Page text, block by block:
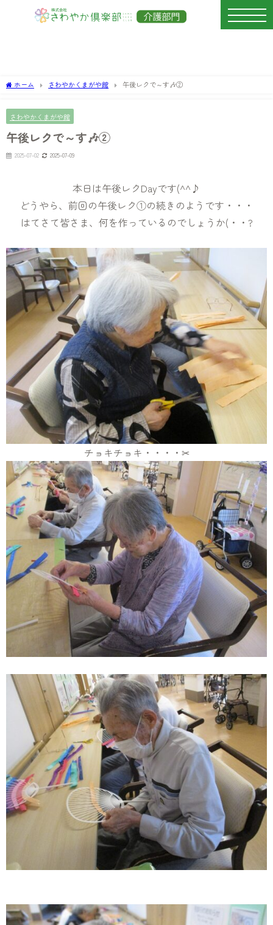
ホーム さわやかくまがや館 午後レクで～す🎶②
さわやかくまがや館
午後レクで～す🎶②
2025-07-02 2025-07-09
本日は午後レクDayです(^^♪
どうやら、前回の午後レク①の続きのようです・・・
はてさて皆さま、何を作っているのでしょうか(・・?
チョキチョキ・・・・✂